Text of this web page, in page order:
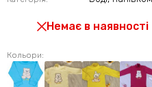
Немає в наявності
Кольори: